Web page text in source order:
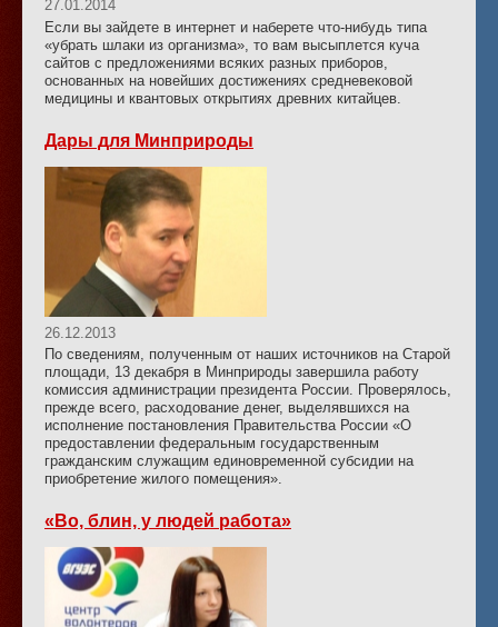
27.01.2014
Если вы зайдете в интернет и наберете что-нибудь типа
«убрать шлаки из организма», то вам высыплется куча
сайтов с предложениями всяких разных приборов,
основанных на новейших достижениях средневековой
медицины и квантовых открытиях древних китайцев.
Дары для Минприроды
26.12.2013
По сведениям, полученным от наших источников на Старой
площади, 13 декабря в Минприроды завершила работу
комиссия администрации президента России. Проверялось,
прежде всего, расходование денег, выделявшихся на
исполнение постановления Правительства России «О
предоставлении федеральным государственным
гражданским служащим единовременной субсидии на
приобретение жилого помещения».
«Во, блин, у людей работа»